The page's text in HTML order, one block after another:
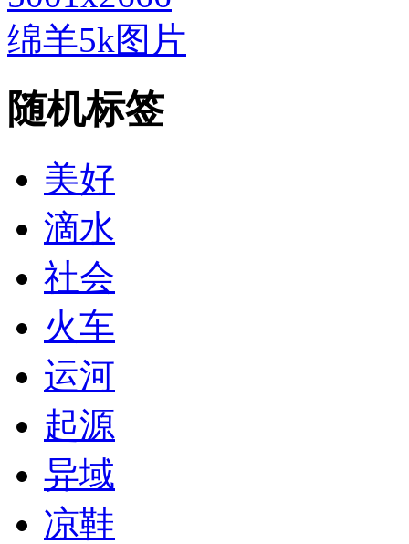
绵羊5k图片
随机标签
美好
滴水
社会
火车
运河
起源
异域
凉鞋